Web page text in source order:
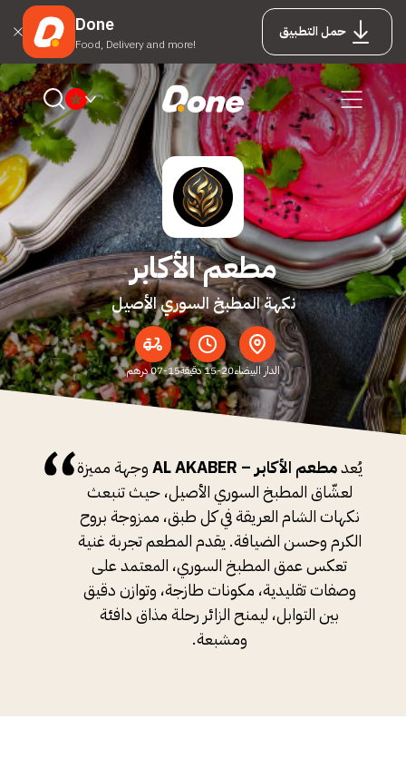
حمل التطبيق Done
Food, Delivery and more!
مطعم الأكابر
نكهة المطبخ السوري الأصيل
الدار البيضاء15-20 دقيقة 07-15 درهم
يُعدمطعم الأكابر – AL AKABER
وجهة مميزة
لعشّاق المطبخ السوري الأصيل، حيث تنبعث
نكهات الشام العريقة في كل طبق، ممزوجة بروح
الكرم وحسن الضيافة. يقدم المطعم تجربة غنية
تعكس عمق المطبخ السوري، المعتمد على
وصفات تقليدية، مكونات طازجة، وتوازن دقيق
بين التوابل، ليمنح الزائر رحلة مذاق دافئة
ومشبعة.